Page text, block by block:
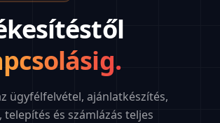
ügyfélfelvétel, ajánlatkészítés,
és számlázás teljes